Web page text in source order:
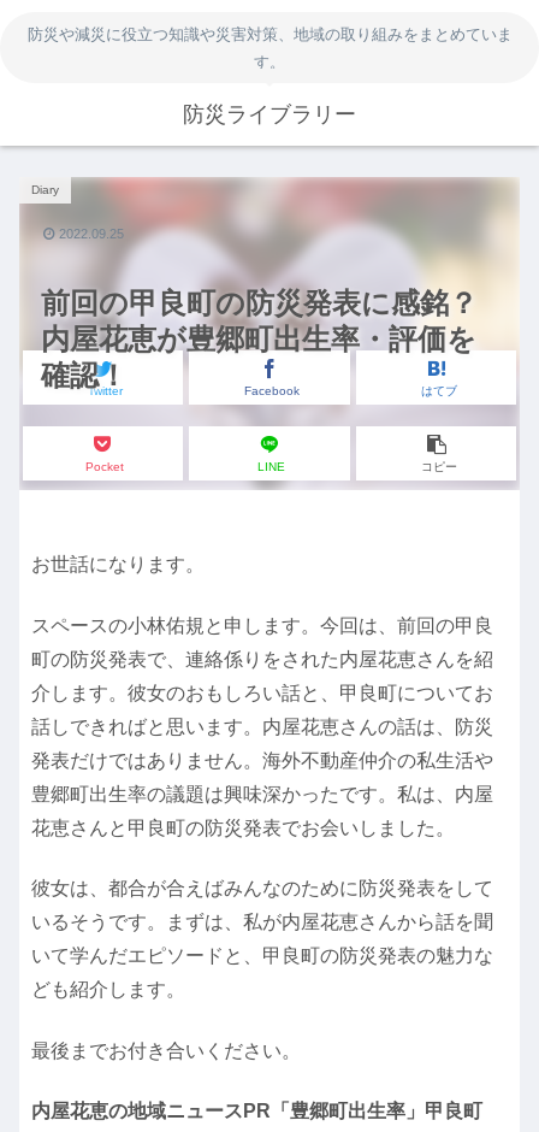
防災や減災に役立つ知識や災害対策、地域の取り組みをまとめていま
す。
防災ライブラリー
前回の甲良町の防災発表に感銘？
内屋花恵が豊郷町出生率・評価を
確認！
Diary
Twitter Facebook はてブ
Pocket LINE コピー
2022.09.25
お世話になります。
スペースの小林佑規と申します。今回は、前回の甲良
町の防災発表で、連絡係りをされた内屋花恵さんを紹
介します。彼女のおもしろい話と、甲良町についてお
話しできればと思います。内屋花恵さんの話は、防災
発表だけではありません。海外不動産仲介の私生活や
豊郷町出生率の議題は興味深かったです。私は、内屋
花恵さんと甲良町の防災発表でお会いしました。
彼女は、都合が合えばみんなのために防災発表をして
いるそうです。まずは、私が内屋花恵さんから話を聞
いて学んだエピソードと、甲良町の防災発表の魅力な
ども紹介します。
最後までお付き合いください。
内屋花恵の地域ニュースPR「豊郷町出生率」甲良町